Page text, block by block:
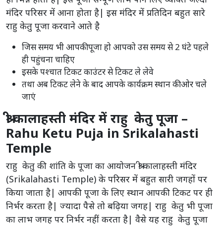
मंदिर परिसर में आना होता है| इस मंदिर में प्रतिदिन बहुत सारे
राहु केतु पूजा करवाने आते है
जिस समय भी आपकी पूजा हो आपको उस समय से 2 घंटे पहले
ही पहुंचना चाहिए
इसके पश्चात टिकट काउंटर से टिकट ले लेवे
तथा अब टिकट लेने के बाद आपके कार्यक्रम स्थान की ओर चले
जाएं
श्री कालाहस्ती मंदिर में राहु केतु पूजा –
Rahu Ketu Puja in Srikalahasti
Temple
राहु केतु की शांति के पूजा का आयोजन श्री कालाहस्ती मंदिर
(Srikalahasti Temple) के परिसर में बहुत सारी जगहों पर
किया जाता है| आपकी पूजा के लिए स्थान आपकी टिकट पर ही
निर्भर करता है| ज्यादा पैसे तो बढ़िया जगह| राहु केतु भी पूजा
का लाभ जगह पर निर्भर नहीं करता है| वैसे यह राहु केतु पूजा